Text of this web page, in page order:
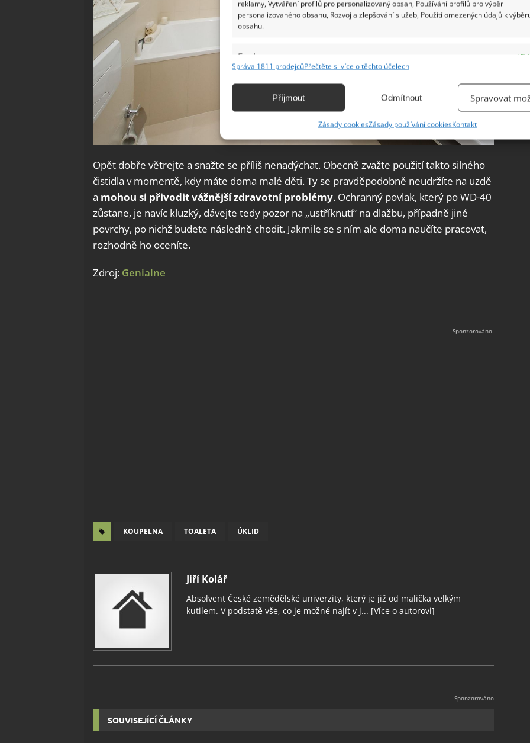
reklamy, Vytváření profilů pro personalizovaný obsah, Používání profilů pro výběr
personalizovaného obsahu, Rozvoj a zlepšování služeb, Použití omezených údajů k
obsahu.
Funkce
Identifikace zařízení na základě automaticky přenášených informací.
základě aktivně vyžádaných informací.
Zajištění bezpečnosti, předcházení a zjišťování podvodů a
odstraňování chyb, Poskytování a zobrazování reklamy a obsahu,
Ukládání a sdělování voleb ochrany osobních údajů.
Správa 1811 prodejcůPřečtěte si více o těchto účelech
Příjmout Odmítnout Spravovat
Zásady cookiesZásady používání cookiesKontakt
Opět dobře větrejte a snažte se příliš nenadýchat. Obecně zvažte použití takto silného
čistidla v momentě, kdy máte doma malé děti. Ty se pravděpodobně neudržíte na uzdě
a mohou si přivodit vážnější zdravotní problémy. Ochranný povlak, který po WD-40
zůstane, je navíc kluzký, dávejte tedy pozor na „ustříknutí“ na dlažbu, případně jiné
povrchy, po nichž budete následně chodit. Jakmile se s ním ale doma naučíte pracovat,
rozhodně ho oceníte.
Zdroj: Genialne
KOUPELNA TOALETA ÚKLID
Jiří Kolář
Absolvent České zemědělské univerzity, který je již od malička velkým
kutilem. V podstatě vše, co je možné najít v j... [Více o autorovi]
SOUVISEJÍCÍ ČLÁNKY